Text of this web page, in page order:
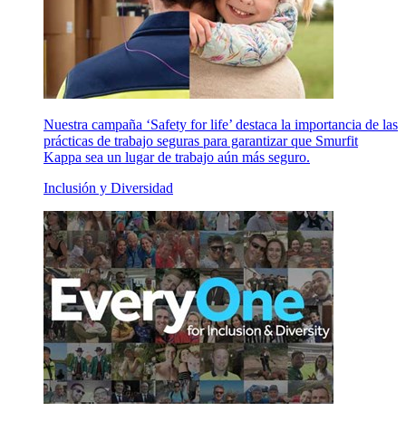
Nuestra campaña ‘Safety for life’ destaca la importancia de las
prácticas de trabajo seguras para garantizar que Smurfit
Kappa sea un lugar de trabajo aún más seguro.
Inclusión y Diversidad